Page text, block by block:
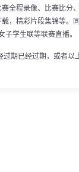
全程录像、比赛比分
，精彩片段集锦等。
学生联等联赛直播。
过期已经过期，或者以